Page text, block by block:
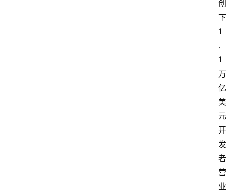
创
下
1
.
1
万
亿
美
元
开
发
者
营
业